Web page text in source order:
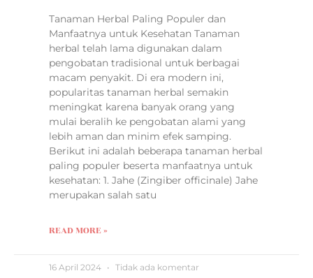
Tanaman Herbal Paling Populer dan
Manfaatnya untuk Kesehatan Tanaman
herbal telah lama digunakan dalam
pengobatan tradisional untuk berbagai
macam penyakit. Di era modern ini,
popularitas tanaman herbal semakin
meningkat karena banyak orang yang
mulai beralih ke pengobatan alami yang
lebih aman dan minim efek samping.
Berikut ini adalah beberapa tanaman herbal
paling populer beserta manfaatnya untuk
kesehatan: 1. Jahe (Zingiber officinale) Jahe
merupakan salah satu
READ MORE »
16 April 2024 Tidak ada komentar